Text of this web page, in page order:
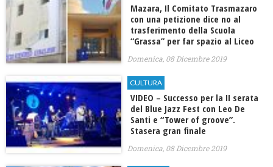
Mazara, Il Comitato Trasmazaro
con una petizione dice no al
trasferimento della Scuola
“Grassa” per far spazio al Liceo
Domenica, 08 Dicembre 2019
CULTURA
VIDEO – Successo per la II serata
del Blue Jazz Fest con Leo De
Santi e “Tower of groove”.
Stasera gran finale
Domenica, 08 Dicembre 2019